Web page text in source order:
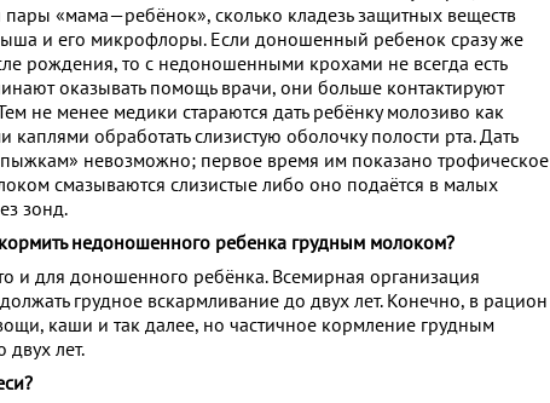
«мама—ребёнок», сколько кладезь защитных веществ
и его микрофлоры. Если доношенный ребенок сразу же
рождения, то с недоношенными крохами не всегда есть
оказывать помощь врачи, они больше контактируют
не менее медики стараются дать ребёнку молозиво как
обработать слизистую оболочку полости рта. Дать
невозможно; первое время им показано трофическое
смазываются слизистые либо оно подаётся в малых
зонд.
недоношенного ребенка грудным молоком?
и для доношенного ребёнка. Всемирная организация
грудное вскармливание до двух лет. Конечно, в рацион
каши и так далее, но частичное кормление грудным
лет.